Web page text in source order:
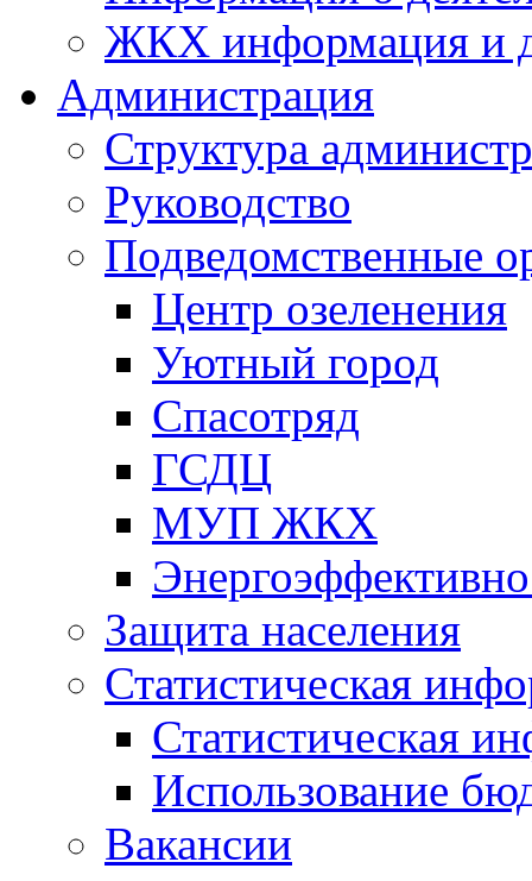
ЖКХ информация и
Администрация
Структура
Руководство
Подведомственные
Центр озеленения
Уютный город
Спасотряд
ГСДЦ
МУП ЖКХ
Защита населения
Статистическая
Статистическая
Использование
Вакансии